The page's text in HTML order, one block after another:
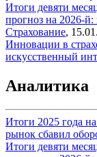
Итоги девяти
прогноз на 2026-й:
Страхование,
Инновации в
искусственный
Аналитика
Итоги 2025 года
рынок сбавил
Итоги девяти